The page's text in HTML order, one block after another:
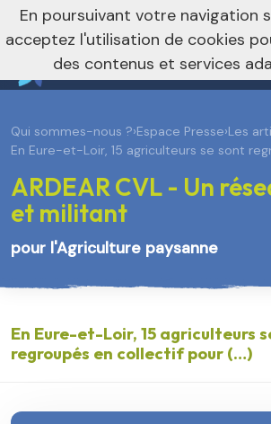
Je m’abonne à la newsletter foncière
Qui sommes-nous ?›Espace Presse›Les
En Eure-et-Loir, 15 agriculteurs se sont
ARDEAR CVL - Un
et militant
pour l'Agriculture paysanne
En Eure-et-Loir, 15 agriculteurs
regroupés en collectif pour (…)
En poursuivant votre navigation
acceptez l'utilisation de cookies
des contenus et services